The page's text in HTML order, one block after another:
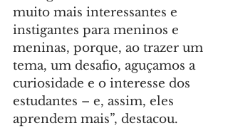
muito mais interessantes e
instigantes para meninos e
meninas, porque, ao trazer um
tema, um desafio, aguçamos a
curiosidade e o interesse dos
estudantes – e, assim, eles
aprendem mais”, destacou.